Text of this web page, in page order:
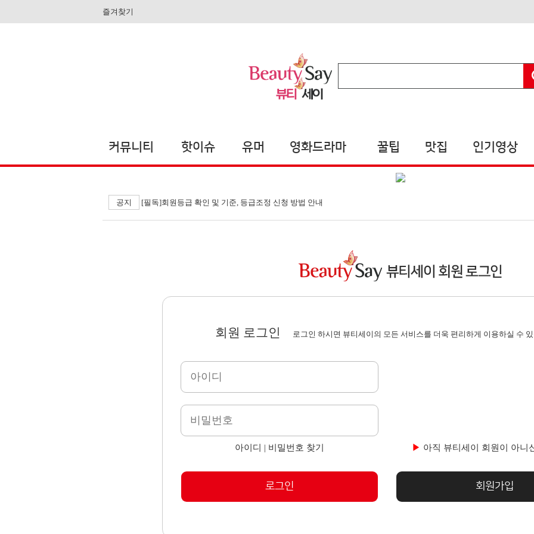
즐겨찾기
커뮤니티 핫이슈 유머 영화드라마 꿀팁 맛집 인기영상
공지 [필독]회원등급 확인 및 기준, 등급조정 신청 방법 안내
회원 로그인 로그인 하시면 뷰티세이의 모든 서비스를 더욱 편리하게 이용하실 수
아이디 | 비밀번호 찾기 ▶ 아직 뷰티세이 회원이 아니
로그인 회원가입